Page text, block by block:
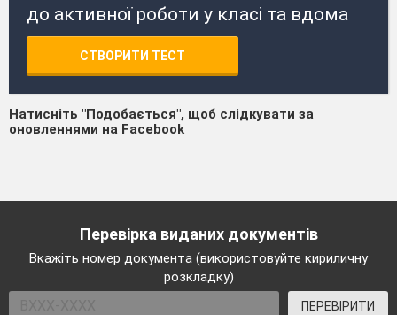
до активної роботи у класі та вдома
СТВОРИТИ ТЕСТ
Натисніть "Подобається", щоб слідкувати за
оновленнями на Facebook
Перевірка виданих документів
Вкажіть номер документа (використовуйте кириличну
розкладку)
ПЕРЕВІРИТИ